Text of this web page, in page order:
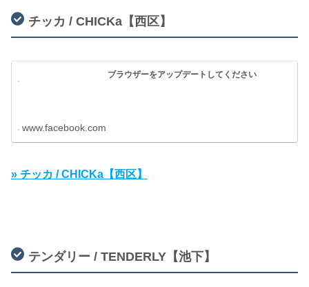
チッカ / CHICKa【西区】
ブラウザーをアップデートしてください
www.facebook.com
» チッカ / CHICKa【西区】
テンダリー / TENDERLY【池下】